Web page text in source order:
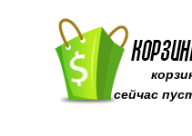
сейчас